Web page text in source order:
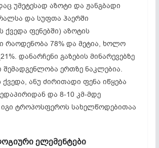
უმეტესად აზოტი და ჟანგბადი
და სუფთა ჰაერში
ქვედა ფენებში) აზოტის
რაოდენობა 78% და მეტია, ხოლო
დანარჩენი გაზების მინარევებზე
ერთზე ნაკლებია.
ანუ ძირითადი ფენა იწყება
და 8-10 კმ-მდე
ტროპოსფეროს სახელწოდებითაა
ელემენტები